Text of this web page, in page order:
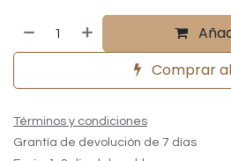
Comprar
Términos y condiciones
Grantía de devolución de 7 días